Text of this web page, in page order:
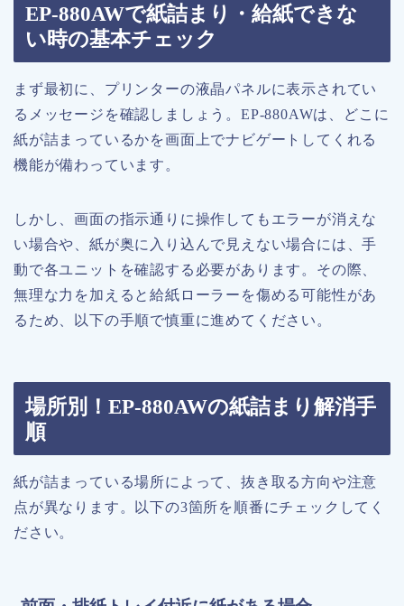
EP-880AWで紙詰まり・給紙できな
い時の基本チェック
まず最初に、プリンターの液晶パネルに表示されてい
るメッセージを確認しましょう。EP-880AWは、どこに
紙が詰まっているかを画面上でナビゲートしてくれる
機能が備わっています。
しかし、画面の指示通りに操作してもエラーが消えな
い場合や、紙が奥に入り込んで見えない場合には、手
動で各ユニットを確認する必要があります。その際、
無理な力を加えると給紙ローラーを傷める可能性があ
るため、以下の手順で慎重に進めてください。
場所別！EP-880AWの紙詰まり解消手
順
紙が詰まっている場所によって、抜き取る方向や注意
点が異なります。以下の3箇所を順番にチェックしてく
ださい。